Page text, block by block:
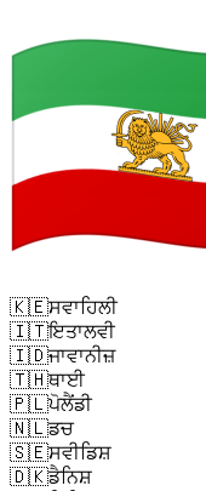
🇰🇪ਸਵਾਹਿਲੀ
🇮🇹ਇਤਾਲਵੀ
🇮🇩ਜਾਵਾਨੀਜ਼
🇹🇭ਥਾਈ
🇵🇱ਪੋਲੈਂਡੀ
🇳🇱ਡਚ
🇸🇪ਸਵੀਡਿਸ਼
🇩🇰ਡੈਨਿਸ਼